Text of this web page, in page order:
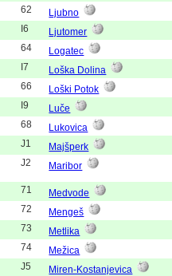
62 Ljubno
I6 Ljutomer
64 Logatec
I7 Loška Dolina
66 Loški Potok
I9 Luče
68 Lukovica
J1 Majšperk
J2 Maribor
71 Medvode
72 Mengeš
73 Metlika
74 Mežica
J5 Miren-Kostanjevica